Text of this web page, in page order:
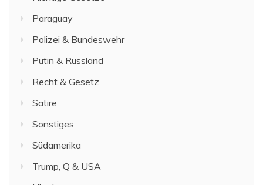
Paraguay
Polizei & Bundeswehr
Putin & Russland
Recht & Gesetz
Satire
Sonstiges
Südamerika
Trump, Q & USA